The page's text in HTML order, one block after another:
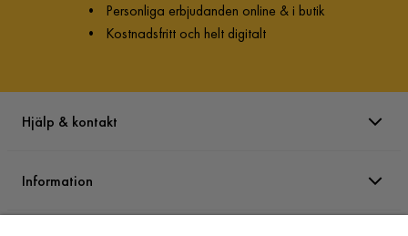
• Personliga erbjudanden online & i butik
• Kostnadsfritt och helt digitalt
Hjälp & kontakt
Information